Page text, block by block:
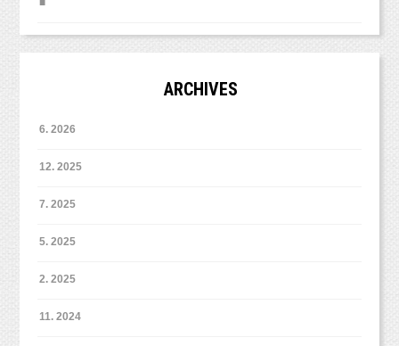
■
ARCHIVES
6. 2026
12. 2025
7. 2025
5. 2025
2. 2025
11. 2024